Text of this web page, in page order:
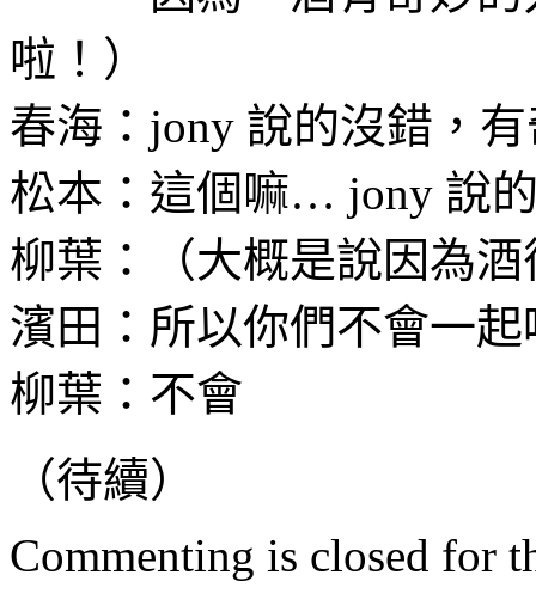
啦！）
春海：jony 說的沒錯，
松本：這個嘛… jony 說
柳葉：（大概是說因為
濱田：所以你們不會一起
柳葉：不會
（待續）
Commenting is closed for